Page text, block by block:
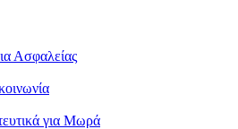
Ασφαλείας
για Μωρά